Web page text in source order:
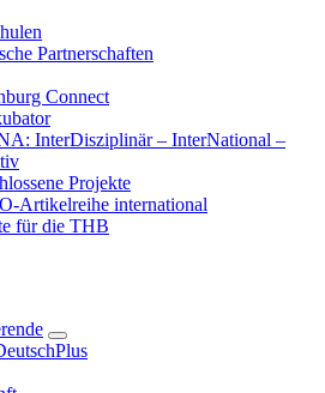
Partnerschaften
Connect
InterDisziplinär – InterNational –
Projekte
Artikelreihe international
für die THB